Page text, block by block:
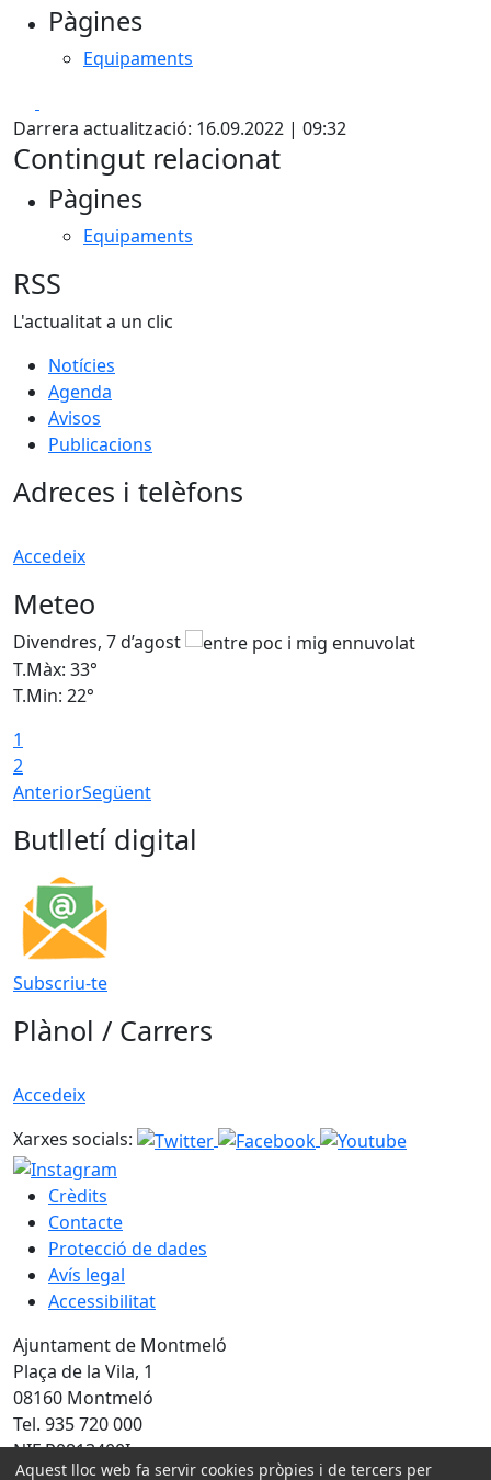
Pàgines
Equipaments
Darrera actualització: 16.09.2022 | 09:32
Contingut relacionat
Pàgines
Equipaments
RSS
L'actualitat a un clic
Notícies
Agenda
Avisos
Publicacions
Adreces i telèfons
Accedeix
Meteo
Divendres, 7 d’agost
T.Màx: 33°
T.Min: 22°
1
2
AnteriorSegüent
Butlletí digital
Subscriu-te
Plànol / Carrers
Accedeix
Xarxes socials:
Crèdits
Contacte
Protecció de dades
Avís legal
Accessibilitat
Ajuntament de Montmeló
Plaça de la Vila, 1
08160 Montmeló
Tel. 935 720 000
NIF P0813400I
Aquest lloc web fa servir cookies pròpies i de tercers per